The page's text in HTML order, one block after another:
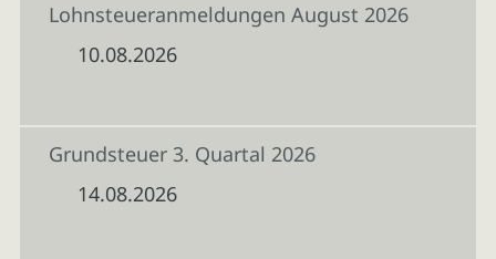
Lohnsteueranmeldungen August 2026
10.08.2026
Grundsteuer 3. Quartal 2026
14.08.2026